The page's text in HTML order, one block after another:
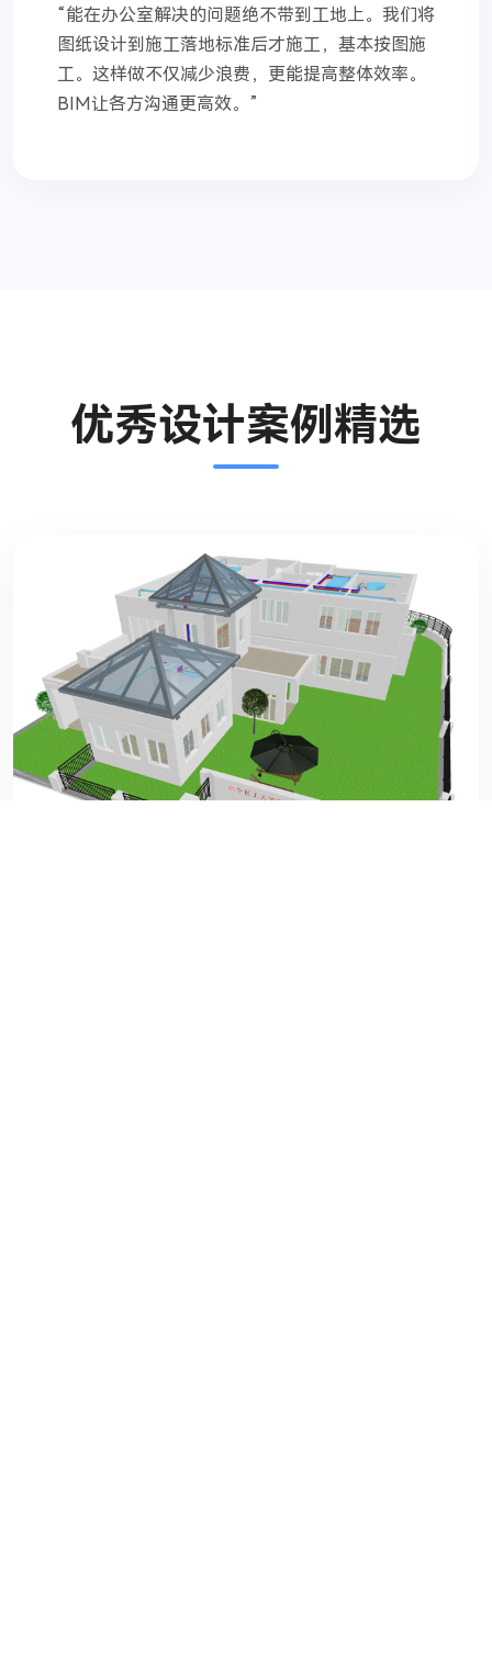
“能在办公室解决的问题绝不带到工地上。我们将
图纸设计到施工落地标准后才施工，基本按图施
工。这样做不仅减少浪费，更能提高整体效率。
BIM让各方沟通更高效。 ”
优秀设计案例精选